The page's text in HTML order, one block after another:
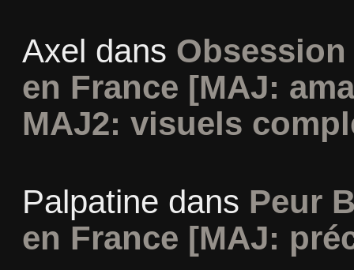
Axel dans
en France [MAJ:
MAJ2: visuels
Palpatine dans Peur
en France [MAJ: